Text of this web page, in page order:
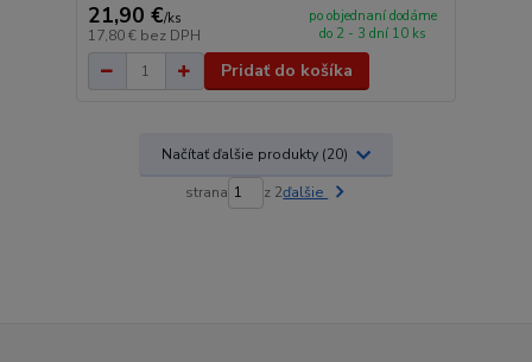
21,90 €/ks
17,80 € bez DPH
po objednaní dodáme
do 2 - 3 dní 10 ks
Pridať do košíka
Načítať ďalšie produkty (20)
strana z 2ďalšie